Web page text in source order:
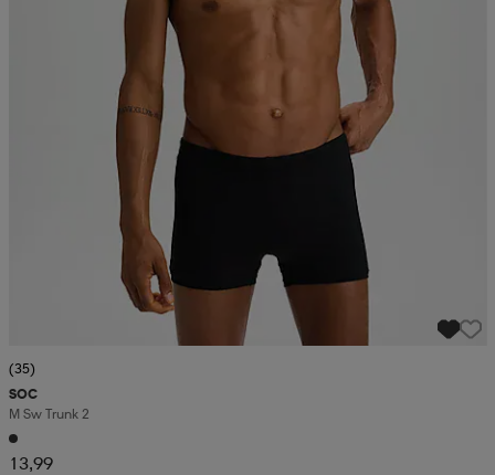
(35)
SOC
M Sw Trunk 2
13,99